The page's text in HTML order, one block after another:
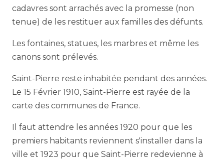
cadavres sont arrachés avec la promesse (non
tenue) de les restituer aux familles des défunts.
Les fontaines, statues, les marbres et même les
canons sont prélevés.
Saint-Pierre reste inhabitée pendant des années.
Le 15 Février 1910, Saint-Pierre est rayée de la
carte des communes de France.
Il faut attendre les années 1920 pour que les
premiers habitants reviennent s'installer dans la
ville et 1923 pour que Saint-Pierre redevienne à